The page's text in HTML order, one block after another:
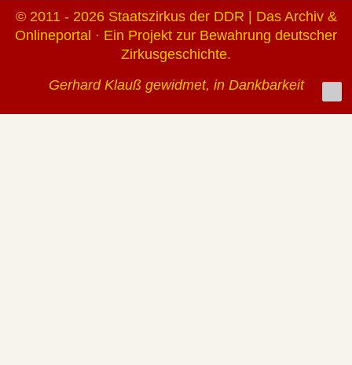
© 2011 - 2026 Staatszirkus der DDR | Das Archiv &
Onlineportal · Ein Projekt zur Bewahrung deutscher
Zirkusgeschichte.
Gerhard Klauß gewidmet, in Dankbarkeit